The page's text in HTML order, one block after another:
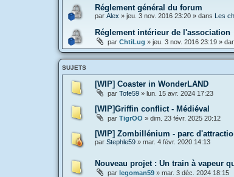
Réglement général du forum
par Alex » jeu. 3 nov. 2016 23:20 » dans Les
Réglement intérieur de l'association
par ChtiLug » jeu. 3 nov. 2016 23:19 »
SUJETS
[WIP] Coaster in WonderLAND
par Tofe59 » lun. 15 avr. 2024 17:23
[WIP]Griffin conflict - Médiéval
par TigrOO » dim. 23 févr. 2025 20:12
[WIP] Zombillénium - parc
par Stephle59 » mar. 4 févr. 2020 14:13
Nouveau projet : Un train à vapeur
par legoman59 » mar. 3 déc. 2024 18:15